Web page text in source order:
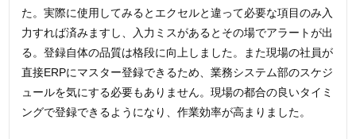
た。実際に使用してみるとエクセルと違って必要な項目のみ入
力すれば済みますし、入力ミスがあるとその場でアラートが出
る。登録自体の品質は格段に向上しました。また現場の社員が
直接ERPにマスター登録できるため、業務システム部のスケジ
ュールを気にする必要もありません。現場の都合の良いタイミ
ングで登録できるようになり、作業効率が高まりました。